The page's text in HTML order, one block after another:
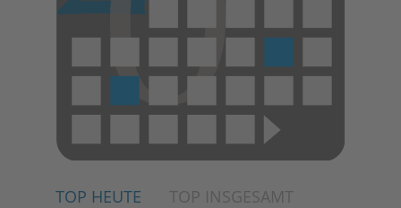
TOP HEUTE TOP INSGESAMT